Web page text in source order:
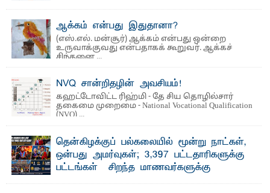
ஆக்கம் என்பது இதுதானா?
(எஸ்.எல். மன்சூர்) ஆக்கம் என்பது ஒன்றை
உருவாக்குவது என்பதாகக் கூறுவர். ஆக்கச்
சிந்தனை ...
NVQ சான்றிதழின் அவசியம்!
கஹட்டோவிட்ட ரிஹ்மி - தே சிய தொழில்சார்
தகைமை முறைமை - National Vocational Qualification
(NVQ) ...
தென்கிழக்குப் பல்கலையில் மூன்று நாட்கள்,
ஒன்பது அமர்வுகள்; 3,397 பட்டதாரிகளுக்கு
பட்டங்கள் – சிறந்த மாணவர்களுக்கு